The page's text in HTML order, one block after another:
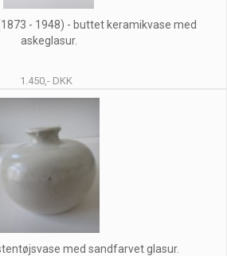
- 1948) - buttet keramikvase med
askeglasur.
1.450,- DKK
med sandfarvet glasur.